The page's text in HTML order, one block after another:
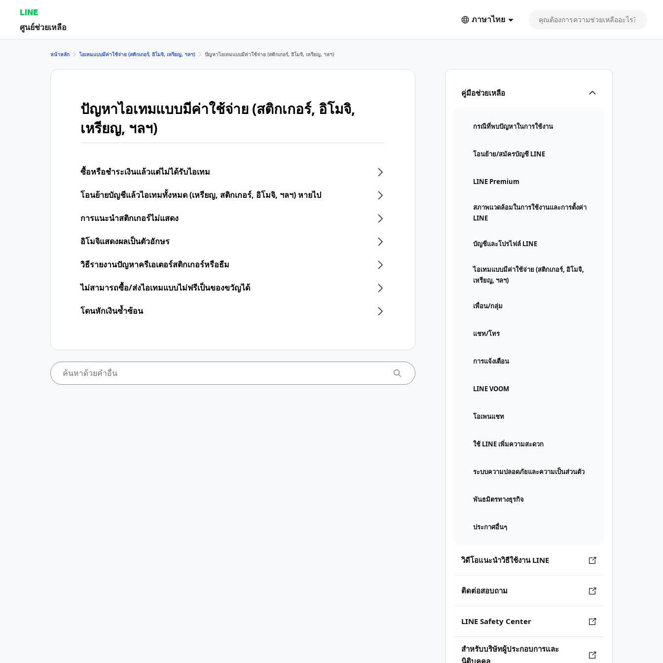
LINE
ศูนย์ช่วยเหลือ
ภาษาไทย
คู่มือช่วยเหลือ
กรณีที่พบปัญหาในการใช้งาน
โอนย้าย/สมัครบัญชี LINE
LINE Premium
สภาพแวดล้อมในการใช้งานและการตั้งค่า
LINE
บัญชีและโปรไฟล์ LINE
ไอเทมแบบมีค่าใช้จ่าย (สติกเกอร์, อิโมจิ,
เหรียญ, ฯลฯ)
เพื่อน/กลุ่ม
แชท/โทร
การแจ้งเตือน
LINE VOOM
โอเพนแชท
ใช้ LINE เพิ่มความสะดวก
ระบบความปลอดภัยและความเป็นส่วนตัว
พันธมิตรทางธุรกิจ
ประกาศอื่นๆ
วิดีโอแนะนำวิธีใช้งาน LINE
ติดต่อสอบถาม
LINE Safety Center
สำหรับบริษัทผู้ประกอบการและ
นิติบุคคล
หน้าหลัก ไอเทมแบบมีค่าใช้จ่าย (สติกเกอร์, อิโมจิ, เหรียญ, ฯลฯ) ปัญหาไอเทมแบบมีค่าใช้จ่าย (สติกเกอร์, อิโมจิ, เหรียญ, ฯลฯ)
ปัญหาไอเทมแบบมีค่าใช้จ่าย (สติกเกอร์, อิโมจิ,
เหรียญ, ฯลฯ)
ซื้อหรือชำระเงินแล้วแต่ไม่ได้รับไอเทม
โอนย้ายบัญชีแล้วไอเทมทั้งหมด (เหรียญ, สติกเกอร์, อิโมจิ, ฯลฯ) หายไป
การแนะนำสติกเกอร์ไม่แสดง
อิโมจิแสดงผลเป็นตัวอักษร
วิธีรายงานปัญหาครีเอเตอร์สติกเกอร์หรือธีม
ไม่สามารถซื้อ/ส่งไอเทมแบบไม่ฟรีเป็นของขวัญได้
โดนหักเงินซ้ำซ้อน